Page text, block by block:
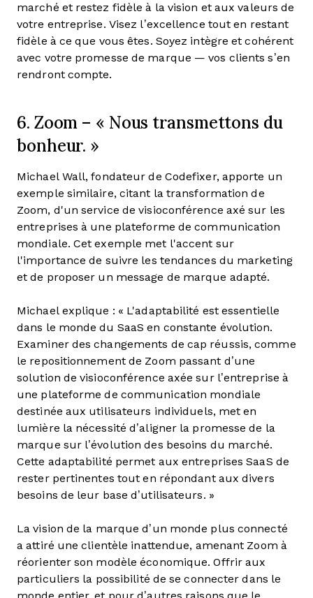
marché et restez fidèle à la vision et aux valeurs de
votre entreprise. Visez l’excellence tout en restant
fidèle à ce que vous êtes. Soyez intègre et cohérent
avec votre promesse de marque — vos clients s’en
rendront compte.
6. Zoom – « Nous transmettons du
bonheur. »
Michael Wall, fondateur de Codefixer, apporte un
exemple similaire, citant la transformation de
Zoom, d'un service de visioconférence axé sur les
entreprises à une plateforme de communication
mondiale. Cet exemple met l'accent sur
l'importance de suivre les tendances du marketing
et de proposer un message de marque adapté.
Michael explique : « L'adaptabilité est essentielle
dans le monde du SaaS en constante évolution.
Examiner des changements de cap réussis, comme
le repositionnement de Zoom passant d’une
solution de visioconférence axée sur l’entreprise à
une plateforme de communication mondiale
destinée aux utilisateurs individuels, met en
lumière la nécessité d’aligner la promesse de la
marque sur l’évolution des besoins du marché.
Cette adaptabilité permet aux entreprises SaaS de
rester pertinentes tout en répondant aux divers
besoins de leur base d’utilisateurs. »
La vision de la marque d’un monde plus connecté
a attiré une clientèle inattendue, amenant Zoom à
réorienter son modèle économique. Offrir aux
particuliers la possibilité de se connecter dans le
monde entier, et pour d’autres raisons que le